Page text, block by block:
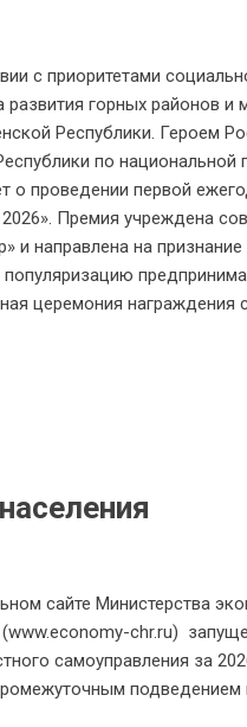
с приоритетами
развития горных районов и
Республики. Героем
по
о проведении первой
2026». Премия учреждена
и направлена на
популяризацию
церемония награждения
сайте Министерства
(www.economy-chr.ru)
самоуправления за
подведением